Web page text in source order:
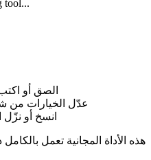
tool...
الصق أو
عدّل الخيارات من
انسخ أو
هذه الأداة المجانية تعمل